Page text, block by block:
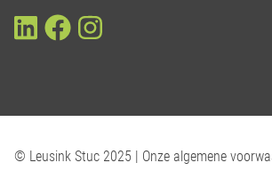
© Leusink Stuc 2025 | Onze algemene